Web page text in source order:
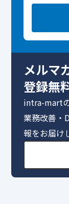
メルマ
登録無
intra-mart
業務改善・
報をお届け